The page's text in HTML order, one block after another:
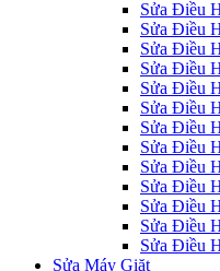
Sửa Điều
Sửa Điều
Sửa Điều
Sửa Điều
Sửa Điều
Sửa Điều
Sửa Điều
Sửa Điều
Sửa Điều
Sửa Điều
Sửa Điều
Sửa Điều
Sửa Điều
Sửa Máy Giặt